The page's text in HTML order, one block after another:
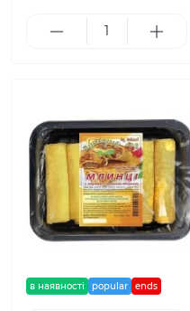
в наявності popular ends